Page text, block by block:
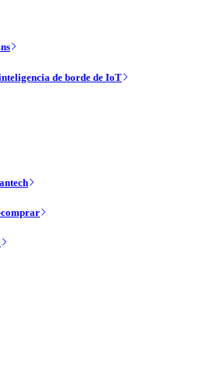
de borde de IoT
comprar